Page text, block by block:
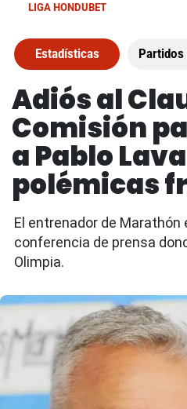
LIGA HONDUBET
Estadísticas Partidos
Adiós al
Comisión
a Pablo
polémicas
El entrenador de Marathón
conferencia de prensa
Olimpia.